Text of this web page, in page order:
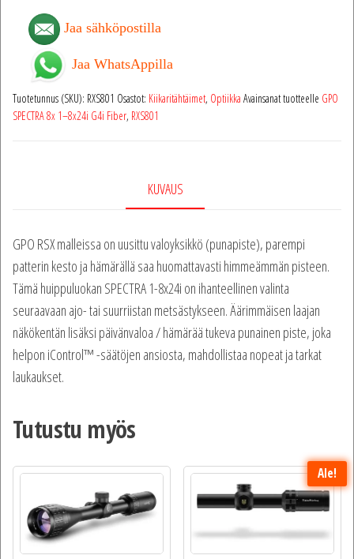
Jaa sähköpostilla
Jaa WhatsAppilla
Tuotetunnus (SKU): RXS801 Osastot: Kiikaritähtäimet, Optiikka Avainsanat tuotteelle GPO
SPECTRA 8x 1–8x24i G4i Fiber, RXS801
KUVAUS
GPO RSX malleissa on uusittu valoyksikkö (punapiste), parempi
patterin kesto ja hämärällä saa huomattavasti himmeämmän pisteen.
Tämä huippuluokan SPECTRA 1-8x24i on ihanteellinen valinta
seuraavaan ajo- tai suurriistan metsästykseen. Äärimmäisen laajan
näkökentän lisäksi päivänvaloa / hämärää tukeva punainen piste, joka
helpon iControl™ -säätöjen ansiosta, mahdollistaa nopeat ja tarkat
laukaukset.
Tutustu myös
Ale!